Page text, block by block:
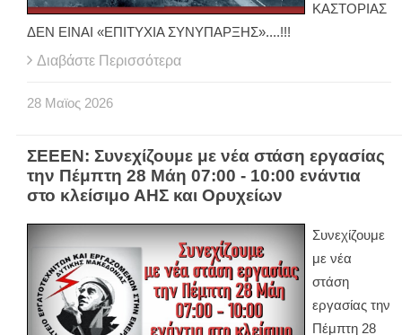
ΚΑΣΤΟΡΙΑΣ
ΔΕΝ ΕΙΝΑΙ «ΕΠΙΤΥΧΙΑ ΣΥΝΥΠΑΡΞΗΣ»....!!!
Διαβάστε Περισσότερα
28 Μαϊος 2026
ΣΕΕΕΝ: Συνεχίζουμε με νέα στάση εργασίας
την Πέμπτη 28 Μάη 07:00 - 10:00 ενάντια
στο κλείσιμο ΑΗΣ και Ορυχείων
Συνεχίζουμε
με νέα
στάση
εργασίας την
Πέμπτη 28